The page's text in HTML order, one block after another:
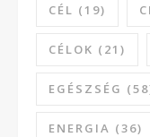
CÉL (19)
CÉLOK (21)
EGÉSZSÉG
ENERGIA (36)